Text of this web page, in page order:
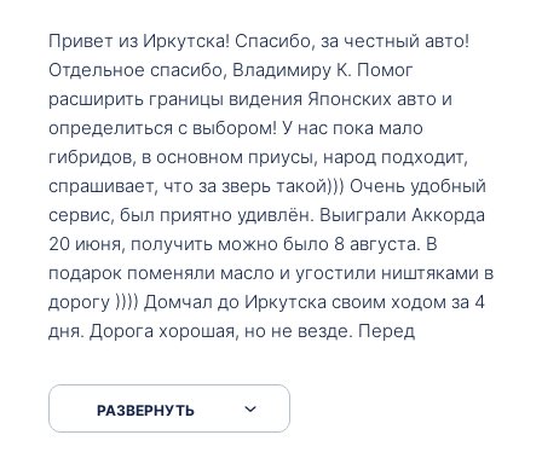
Привет из Иркутска! Спасибо, за честный авто!
Отдельное спасибо, Владимиру К. Помог
расширить границы видения Японских авто и
определиться с выбором! У нас пока мало
гибридов, в основном приусы, народ подходит,
спрашивает, что за зверь такой))) Очень удобный
сервис, был приятно удивлён. Выиграли Аккорда
20 июня, получить можно было 8 августа. В
подарок поменяли масло и угостили ништяками в
дорогу )))) Домчал до Иркутска своим ходом за 4
дня. Дорога хорошая, но не везде. Перед
серпантинах по пути следования.
РАЗВЕРНУТЬ